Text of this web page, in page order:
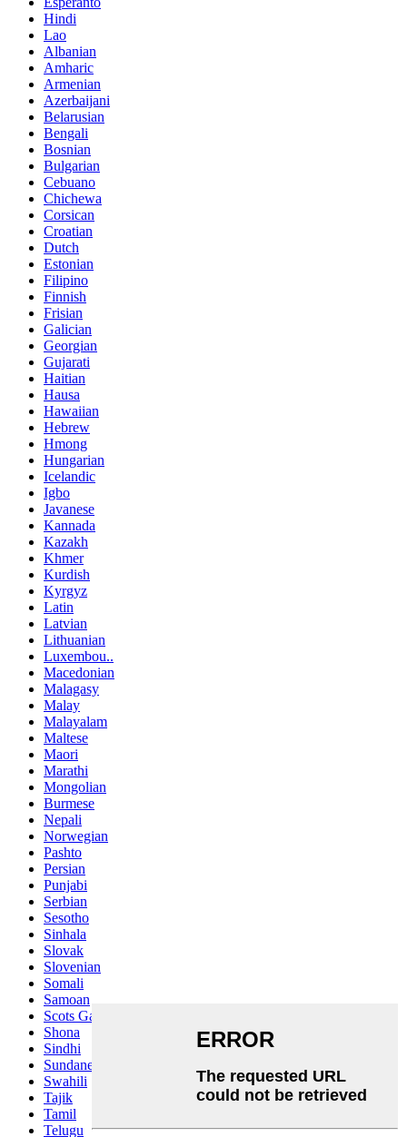
Hindi
Lao
Albanian
Amharic
Armenian
Azerbaijani
Belarusian
Bengali
Bosnian
Bulgarian
Cebuano
Chichewa
Corsican
Croatian
Dutch
Estonian
Filipino
Finnish
Frisian
Galician
Georgian
Gujarati
Haitian
Hausa
Hawaiian
Hebrew
Hmong
Hungarian
Icelandic
Igbo
Javanese
Kannada
Kazakh
Khmer
Kurdish
Kyrgyz
Latin
Latvian
Lithuanian
Luxembou..
Macedonian
Malagasy
Malay
Malayalam
Maltese
Maori
Marathi
Mongolian
Burmese
Nepali
Norwegian
Pashto
Persian
Punjabi
Serbian
Sesotho
Sinhala
Slovak
Slovenian
Somali
Samoan
Scots Gaelic
Shona
Sindhi
Sundanese
Swahili
Tajik
Tamil
Telugu